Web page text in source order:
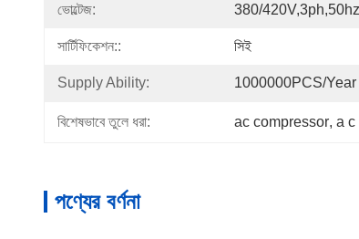
ভোল্টেজ: 380/420V,3ph,50hz
সার্টিফিকেশন:: সিই
Supply Ability: 1000000PCS/Year
বিশেষভাবে তুলে ধরা: ac compressor, a c
পণ্যের বর্ণনা